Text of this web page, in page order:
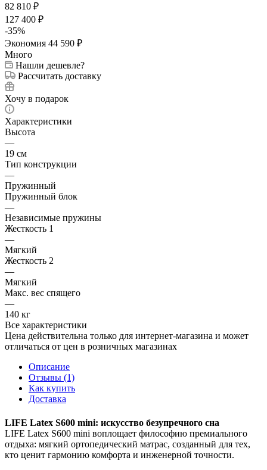
82 810 ₽
127 400 ₽
-35%
Экономия 44 590 ₽
Много
Нашли дешевле?
Рассчитать доставку
Хочу в подарок
Характеристики
Высота
—
19 см
Тип конструкции
—
Пружинный
Пружинный блок
—
Независимые пружины
Жесткость 1
—
Мягкий
Жесткость 2
—
Мягкий
Макс. вес спящего
—
140 кг
Все характеристики
Цена действительна только для интернет-магазина и может
отличаться от цен в розничных магазинах
Описание
Отзывы (1)
Как купить
Доставка
LIFE Latex S600 mini: искусство безупречного сна
LIFE Latex S600 mini воплощает философию премиального
отдыха: мягкий ортопедический матрас, созданный для тех,
кто ценит гармонию комфорта и инженерной точности.